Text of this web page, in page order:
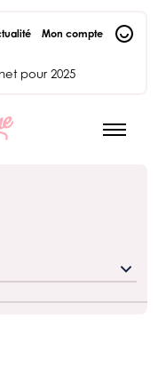
pour 2025
Mon compte